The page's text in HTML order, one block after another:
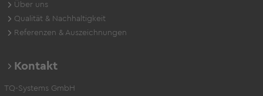
Über uns
Qualität & Nachhaltigkeit
Referenzen & Auszeichnungen
Kontakt
TQ-Systems GmbH